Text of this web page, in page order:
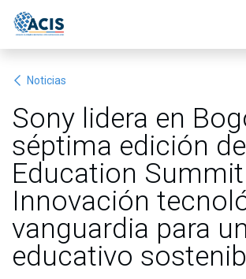
Noticias
Sony lidera en
séptima edición
Education
Innovación
vanguardia para
educativo